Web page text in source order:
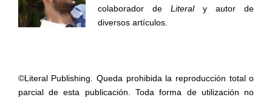
colaborador de Literaly autor de
diversos artículos.
©Literal Publishing. Queda prohibida la reproducción total o
parcial de esta publicación. Toda forma de utilización no